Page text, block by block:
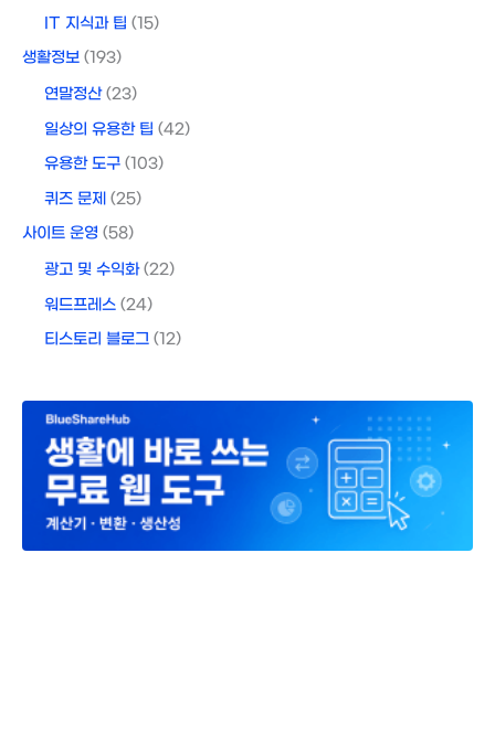
IT 지식과 팁 (15)
생활정보 (193)
연말정산(23)
일상의 유용한 팁 (42)
유용한 도구 (103)
퀴즈 문제 (25)
사이트 운영 (58)
광고 및 수익화(22)
워드프레스 (24)
티스토리 블로그 (12)